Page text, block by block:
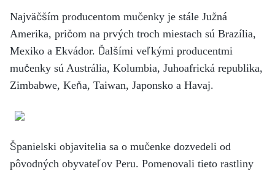
Najväčším producentom mučenky je stále Južná
Amerika, pričom na prvých troch miestach sú Brazília,
Mexiko a Ekvádor. Ďalšími veľkými producentmi
mučenky sú Austrália, Kolumbia, Juhoafrická republika,
Zimbabwe, Keňa, Taiwan, Japonsko a Havaj.
Španielski objavitelia sa o mučenke dozvedeli od
pôvodných obyvateľov Peru. Pomenovali tieto rastliny